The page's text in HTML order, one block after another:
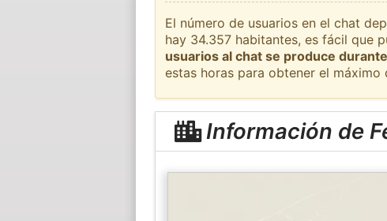
El número de usuarios en el chat
hay 34.357 habitantes, es fácil que
usuarios al chat se produce
estas horas para obtener el
Información de